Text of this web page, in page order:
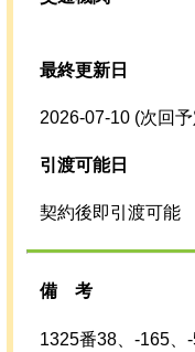
最終更新日
2026-07-10 (次回
引渡可能日
契約後即引渡可能
備考
1325番38、-165、